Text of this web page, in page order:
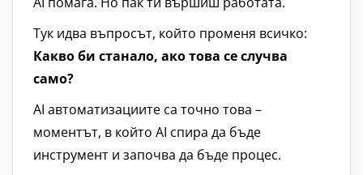
Тук идва въпросът, който променя всичко:
Какво би станало, ако това се случва
само?
AI автоматизациите са точно това –
моментът, в който AI спира да бъде
инструмент и започва да бъде процес.